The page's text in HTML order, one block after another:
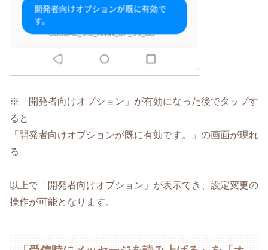
※「開発者向けオプション」が有効になった後でタップす
ると
「開発者向けオプションが既に有効です。」の画面が現れ
る
以上で「開発者向けオプション」が表示でき、設定変更の
操作が可能となります。